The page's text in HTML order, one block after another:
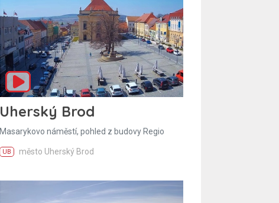
Uherský Brod
Masarykovo náměstí, pohled z budovy Regio
UB město Uherský Brod